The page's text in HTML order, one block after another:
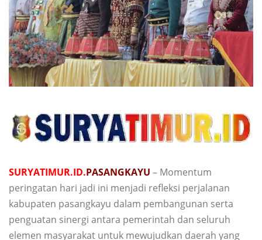
SURYATIMUR.ID.PASANGKAYU – Momentum
peringatan hari jadi ini menjadi refleksi perjalanan
kabupaten pasangkayu dalam pembangunan serta
penguatan sinergi antara pemerintah dan seluruh
elemen masyarakat untuk mewujudkan daerah yang